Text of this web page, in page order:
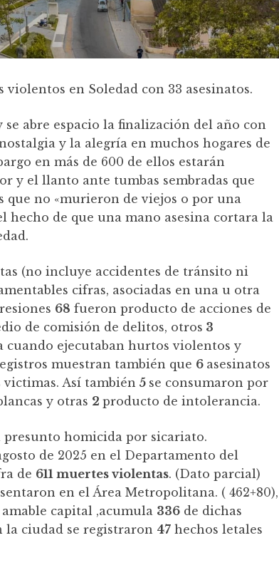
violentos en Soledad con 33 asesinatos.
abre espacio la finalización del año con
y la alegría en muchos hogares de
en más de 600 de ellos estarán
y el llanto ante tumbas sembradas que
no «murieron de viejos o por una
hecho de que una mano asesina cortara la
(no incluye accidentes de tránsito ni
cifras, asociadas en una u otra
68 fueron producto de acciones de
de comisión de delitos, otros 3
cuando ejecutaban hurtos violentos y
muestran también que 6 asesinatos
victimas. Así también 5 se consumaron por
y otras 2 producto de intolerancia.
homicida por sicariato.
de 2025 en el Departamento del
de 611 muertes violentas. (Dato parcial)
en el Área Metropolitana. ( 462+80),
capital ,acumula 336 de dichas
ciudad se registraron 47 hechos letales